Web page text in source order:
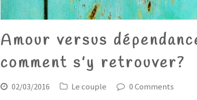
Amour versus
comment s’y retrouver?
02/03/2016 Le couple 0 Comments